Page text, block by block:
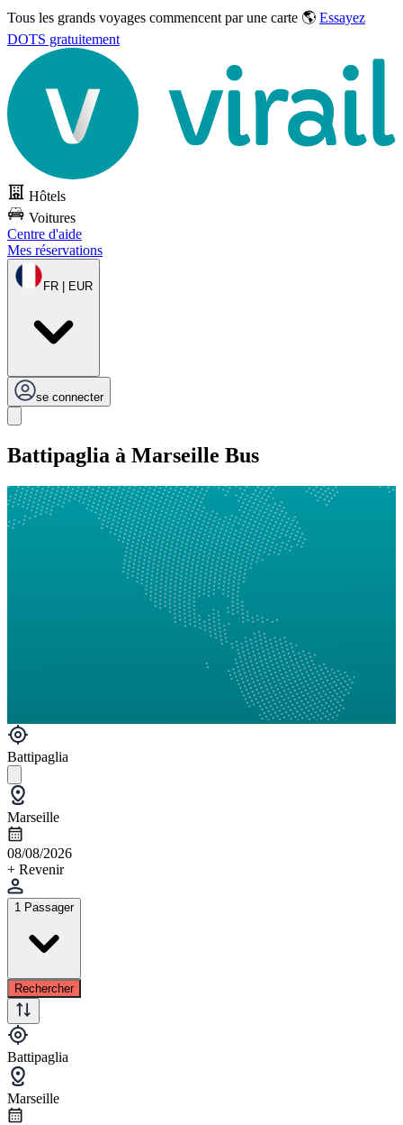
Tous les grands voyages commencent par une carte 🌎 Essayez
DOTS gratuitement
Hôtels
Voitures
Centre d'aide
Mes réservations
FR | EUR
se connecter
Battipaglia à Marseille Bus
Battipaglia
Marseille
08/08/2026
+ Revenir
1 Passager
Rechercher
Battipaglia
Marseille